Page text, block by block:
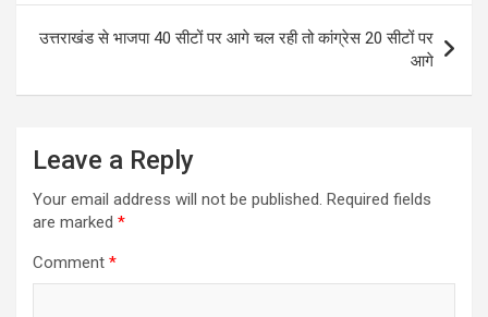
k
p
उत्तराखंड से भाजपा 40 सीटों पर आगे चल रही तो कांग्रेस 20 सीटों पर
आगे
Leave a Reply
Your email address will not be published. Required fields
are marked *
Comment *